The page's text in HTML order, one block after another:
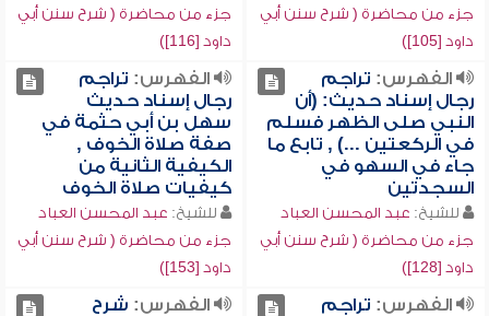
جزء من محاضرة ( شرح سنن أبي
داود [105])
جزء من محاضرة ( شرح سنن أبي
داود [116])
الفهرس: تراجم
رجال إسناد حديث: (أن
النبي صلى الظهر فسلم
في الركعتين ...) , تابع ما
جاء في السهو في
السجدتين
للشيخ: عبد المحسن العباد
جزء من محاضرة ( شرح سنن أبي
داود [128])
الفهرس: تراجم
رجال إسناد حديث
سهل بن أبي حثمة في
صفة صلاة الخوف ,
الكيفية الثانية من
كيفيات صلاة الخوف
للشيخ: عبد المحسن العباد
جزء من محاضرة ( شرح سنن أبي
داود [153])
الفهرس: تراجم
الفهرس: شرح